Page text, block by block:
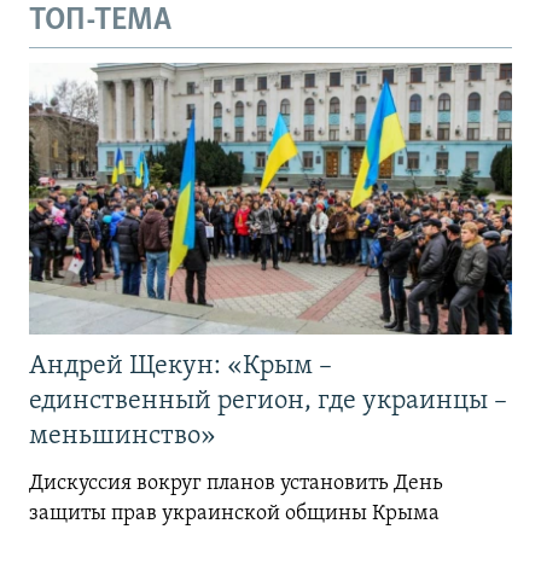
ТОП-ТЕМА
Андрей Щекун: «Крым –
единственный регион, где украинцы –
меньшинство»
Дискуссия вокруг планов установить День
защиты прав украинской общины Крыма